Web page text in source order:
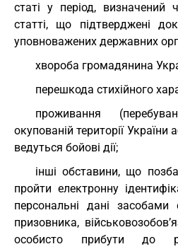
статі у період, визначений
статті, що підтверджені
уповноважених державних
хвороба громадянина
перешкода стихійного
проживання
окупованій території України
ведуться бойові дії;
інші обставини, що
пройти електронну
персональні дані засобами
призовника,
особисто прибути до